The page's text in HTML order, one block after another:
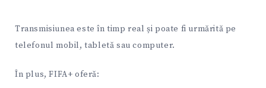
Transmisiunea este în timp real și poate fi urmărită pe
telefonul mobil, tabletă sau computer.
În plus, FIFA+ oferă: